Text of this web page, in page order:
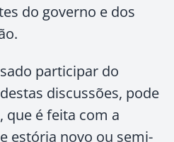
do governo e dos
participar do
discussões, pode
que é feita com a
estória novo ou semi-